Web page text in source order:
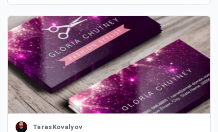
TarasKovalyov